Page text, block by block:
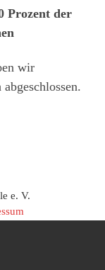
Prozent der
wir